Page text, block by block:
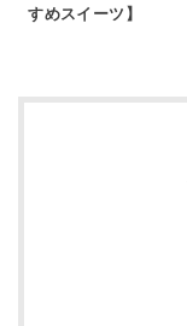
すめスイーツ】